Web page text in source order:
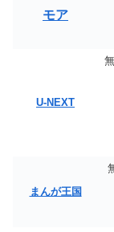
モア
U-NEXT
まんが王国